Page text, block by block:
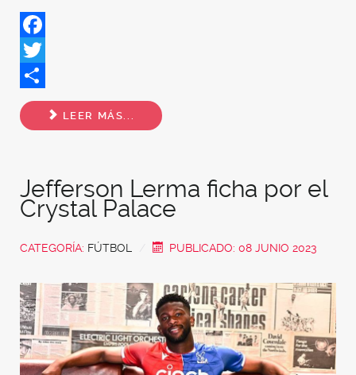
Facebook
Twitter
Share
LEER MÁS...
Jefferson Lerma ficha por el
Crystal Palace
CATEGORÍA: FÚTBOL PUBLICADO: 08 JUNIO 2023